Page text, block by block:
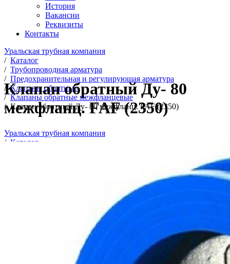
История
Вакансии
Реквизиты
Контакты
Уральская трубная компания
/ Каталог
/ Трубопроводная арматура
/ Предохранительная и регулирующая арматура
/ Клапаны обратные
/ Клапаны обратные межфланцевые
/ Клапан обратный Ду- 80 межфланц. FAF (2350)
Клапан обратный Ду- 80
межфланц. FAF (2350)
Уральская трубная компания
/ Каталог
Клапан обратный Ду- 80 межфланц. FAF (2350)